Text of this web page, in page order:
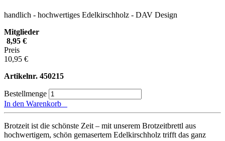
handlich - hochwertiges Edelkirschholz - DAV Design
Mitglieder
8,95 €
Preis
10,95 €
Artikelnr. 450215
Bestellmenge
In den Warenkorb
Brotzeit ist die schönste Zeit – mit unserem Brotzeitbrettl aus
hochwertigem, schön gemasertem Edelkirschholz trifft das ganz